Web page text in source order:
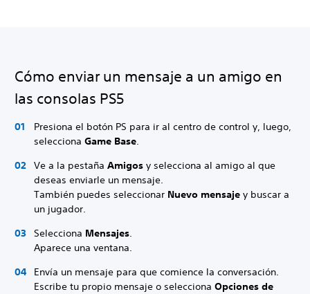
Cómo enviar un mensaje a un amigo en
las consolas PS5
Presiona el botón PS para ir al centro de control y, luego,
selecciona Game Base.
Ve a la pestaña Amigos y selecciona al amigo al que
deseas enviarle un mensaje.
También puedes seleccionar Nuevo mensaje y buscar a
un jugador.
Selecciona Mensajes.
Aparece una ventana.
Envía un mensaje para que comience la conversación.
Escribe tu propio mensaje o selecciona Opciones de